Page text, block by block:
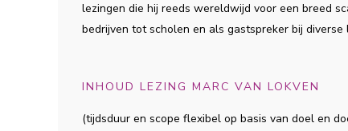
lezingen die hij reeds wereldwijd voor een breed
bedrijven tot scholen en als gastspreker bij
INHOUD LEZING MARC VAN LOKVEN
(tijdsduur en scope flexibel op basis van doel en